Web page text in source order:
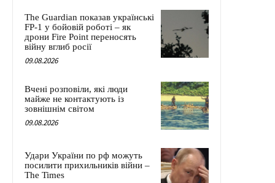
The Guardian показав українські
FP-1 у бойовій роботі – як
дрони Fire Point переносять
війну вглиб росії
09.08.2026
Вчені розповіли, які люди
майже не контактують із
зовнішнім світом
09.08.2026
Удари України по рф можуть
посилити прихильників війни –
The Times